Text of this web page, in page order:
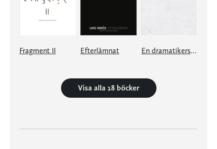
Fragment II Efterlämnat En dramatikers dagbok 20132015
Visa alla 18 böcker